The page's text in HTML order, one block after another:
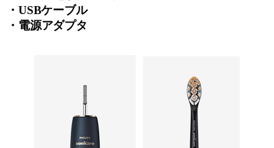
・USBケーブル
・電源アダプタ